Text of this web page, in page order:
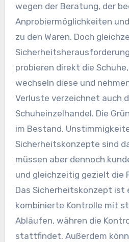
wegen der Beratung, der
Anprobiermöglichkeiten
zu den Waren. Doch
probieren direkt die
wechseln diese und
Verluste verzeichnet auch
Schuheinzelhandel. Die
im Bestand,
Sicherheitskonzepte sind
müssen aber dennoch
und gleichzeitig gezielt die
Das Sicherheitskonzept ist
kombinierte Kontrolle mit
Abläufen, währen die
stattfindet. Außerdem